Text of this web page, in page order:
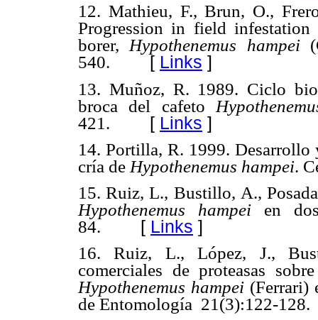
12. Mathieu, F., Brun, O.,
Progression in field
borer, Hypothenemus hampei
540. [ Links ]
13. Muñoz, R. 1989. Ciclo
broca del cafeto
421. [ Links ]
14. Portilla, R. 1999.
cría de Hypothenemus hampei.
15.Ruiz, L., Bustillo, A.,
Hypothenemus hampei en
84. [ Links ]
16. Ruiz, L., López, J.,
comerciales de proteasas
Hypothenemus hampei (Ferrari)
de Entomología 21(3):122-128.